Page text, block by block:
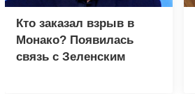
Кто заказал взрыв в
Монако? Появилась
связь с Зеленским